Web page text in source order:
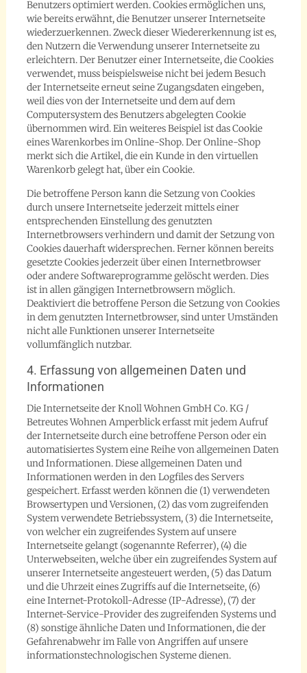
Benutzers optimiert werden. Cookies ermöglichen uns,
wie bereits erwähnt, die Benutzer unserer Internetseite
wiederzuerkennen. Zweck dieser Wiedererkennung ist es,
den Nutzern die Verwendung unserer Internetseite zu
erleichtern. Der Benutzer einer Internetseite, die Cookies
verwendet, muss beispielsweise nicht bei jedem Besuch
der Internetseite erneut seine Zugangsdaten eingeben,
weil dies von der Internetseite und dem auf dem
Computersystem des Benutzers abgelegten Cookie
übernommen wird. Ein weiteres Beispiel ist das Cookie
eines Warenkorbes im Online-Shop. Der Online-Shop
merkt sich die Artikel, die ein Kunde in den virtuellen
Warenkorb gelegt hat, über ein Cookie.
Die betroffene Person kann die Setzung von Cookies
durch unsere Internetseite jederzeit mittels einer
entsprechenden Einstellung des genutzten
Internetbrowsers verhindern und damit der Setzung von
Cookies dauerhaft widersprechen. Ferner können bereits
gesetzte Cookies jederzeit über einen Internetbrowser
oder andere Softwareprogramme gelöscht werden. Dies
ist in allen gängigen Internetbrowsern möglich.
Deaktiviert die betroffene Person die Setzung von Cookies
in dem genutzten Internetbrowser, sind unter Umständen
nicht alle Funktionen unserer Internetseite
vollumfänglich nutzbar.
4. Erfassung von allgemeinen Daten und
Informationen
Die Internetseite der Knoll Wohnen GmbH Co. KG /
Betreutes Wohnen Amperblick erfasst mit jedem Aufruf
der Internetseite durch eine betroffene Person oder ein
automatisiertes System eine Reihe von allgemeinen Daten
und Informationen. Diese allgemeinen Daten und
Informationen werden in den Logfiles des Servers
gespeichert. Erfasst werden können die (1) verwendeten
Browsertypen und Versionen, (2) das vom zugreifenden
System verwendete Betriebssystem, (3) die Internetseite,
von welcher ein zugreifendes System auf unsere
Internetseite gelangt (sogenannte Referrer), (4) die
Unterwebseiten, welche über ein zugreifendes System auf
unserer Internetseite angesteuert werden, (5) das Datum
und die Uhrzeit eines Zugriffs auf die Internetseite, (6)
eine Internet-Protokoll-Adresse (IP-Adresse), (7) der
Internet-Service-Provider des zugreifenden Systems und
(8) sonstige ähnliche Daten und Informationen, die der
Gefahrenabwehr im Falle von Angriffen auf unsere
informationstechnologischen Systeme dienen.